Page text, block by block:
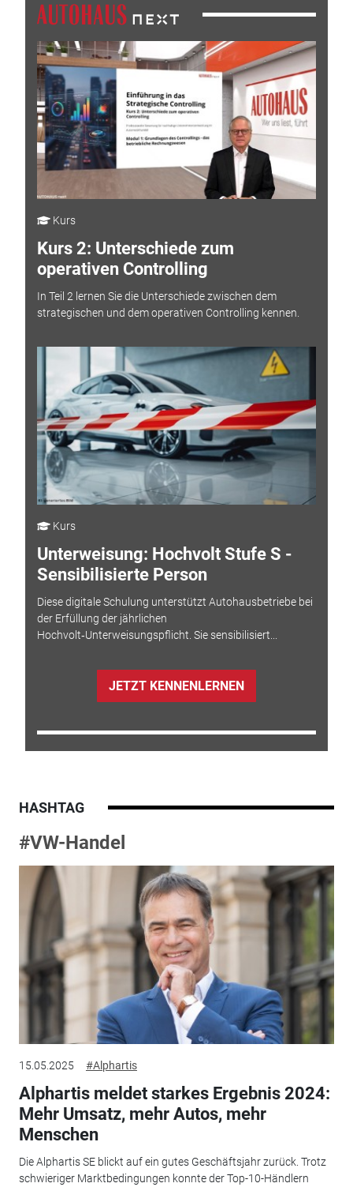
Kurs
Kurs 2: Unterschiede zum
operativen Controlling
In Teil 2 lernen Sie die Unterschiede zwischen dem
strategischen und dem operativen Controlling kennen.
Kurs
Unterweisung: Hochvolt Stufe S -
Sensibilisierte Person
Diese digitale Schulung unterstützt Autohausbetriebe bei
der Erfüllung der jährlichen
Hochvolt‑Unterweisungspflicht. Sie sensibilisiert...
JETZT KENNENLERNEN
HASHTAG
#VW-Handel
15.05.2025 #Alphartis
Alphartis meldet starkes Ergebnis 2024:
Mehr Umsatz, mehr Autos, mehr
Menschen
Die Alphartis SE blickt auf ein gutes Geschäftsjahr zurück. Trotz
schwieriger Marktbedingungen konnte der Top-10-Händlern